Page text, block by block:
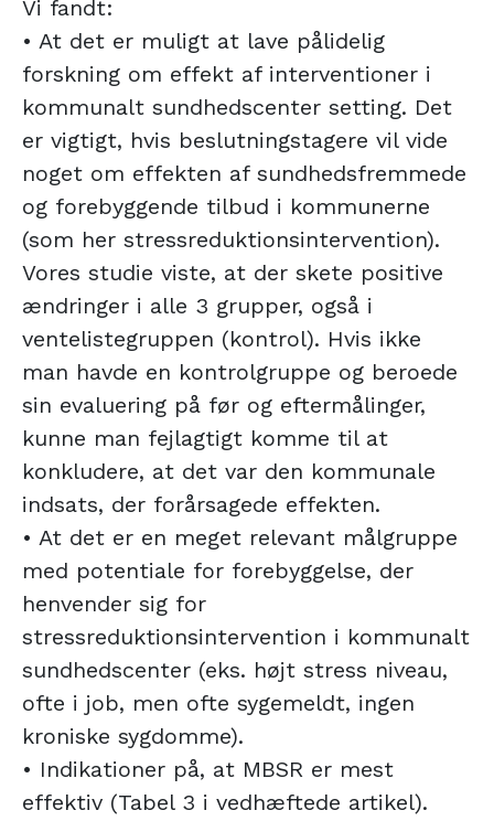
Vi fandt:
• At det er muligt at lave pålidelig
forskning om effekt af interventioner i
kommunalt sundhedscenter setting. Det
er vigtigt, hvis beslutningstagere vil vide
noget om effekten af sundhedsfremmede
og forebyggende tilbud i kommunerne
(som her stressreduktionsintervention).
Vores studie viste, at der skete positive
ændringer i alle 3 grupper, også i
ventelistegruppen (kontrol). Hvis ikke
man havde en kontrolgruppe og beroede
sin evaluering på før og eftermålinger,
kunne man fejlagtigt komme til at
konkludere, at det var den kommunale
indsats, der forårsagede effekten.
• At det er en meget relevant målgruppe
med potentiale for forebyggelse, der
henvender sig for
stressreduktionsintervention i kommunalt
sundhedscenter (eks. højt stress niveau,
ofte i job, men ofte sygemeldt, ingen
kroniske sygdomme).
• Indikationer på, at MBSR er mest
effektiv (Tabel 3 i vedhæftede artikel).